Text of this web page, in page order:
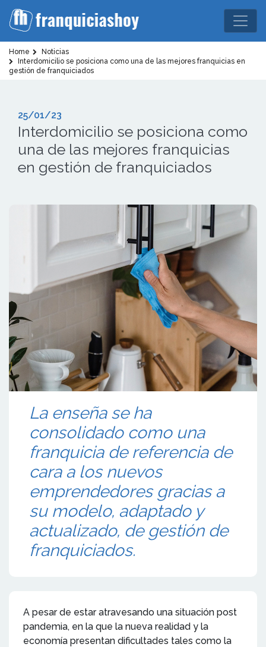
Home
Noticias
Interdomicilio se posiciona como una de las mejores franquicias en
gestión de franquiciados
25/01/23
Interdomicilio se posiciona como
una de las mejores franquicias
en gestión de franquiciados
La enseña se ha
consolidado como una
franquicia de referencia de
cara a los nuevos
emprendedores gracias a
su modelo, adaptado y
actualizado, de gestión de
franquiciados.
A pesar de estar atravesando una situación post
pandemia, en la que la nueva realidad y la
economía presentan dificultades tales como la